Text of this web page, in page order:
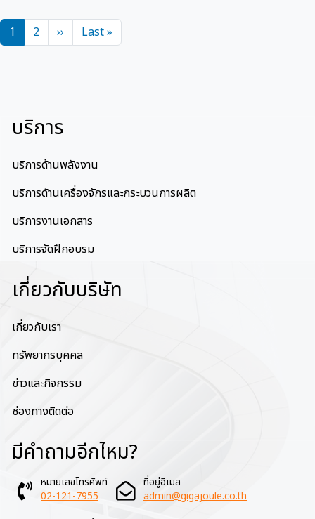
Pagination
1 2 ›› Next page
Last »
บริการ
บริการด้านพลังงาน
บริการด้านเครื่องจักรและกระบวนการผลิต
บริการงานเอกสาร
บริการจัดฝึกอบรม
เกี่ยวกับบริษัท
เกี่ยวกับเรา
ทรัพยากรบุคคล
ข่าวและกิจกรรม
ช่องทางติดต่อ
มีคำถามอีกไหม?
หมายเลขโทรศัพท์
02-121-7955
ที่อยู่อีเมล
admin@gigajoule.co.th